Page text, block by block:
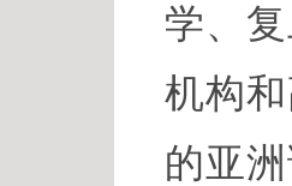
学、
机构
的亚